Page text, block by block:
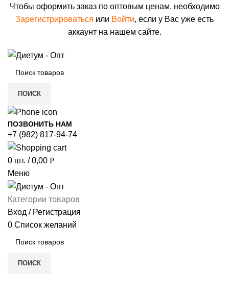
Чтобы оформить заказ по оптовым ценам, необходимо
Зарегистрироваться или Войти, если у Вас уже есть
аккаунт на нашем сайте.
ПОИСК
ПОЗВОНИТЬ НАМ
+7 (982) 817-94-74
0 шт. / 0,00 Р
Меню
Категории товаров
Вход / Регистрация
0 Список желаний
ПОИСК